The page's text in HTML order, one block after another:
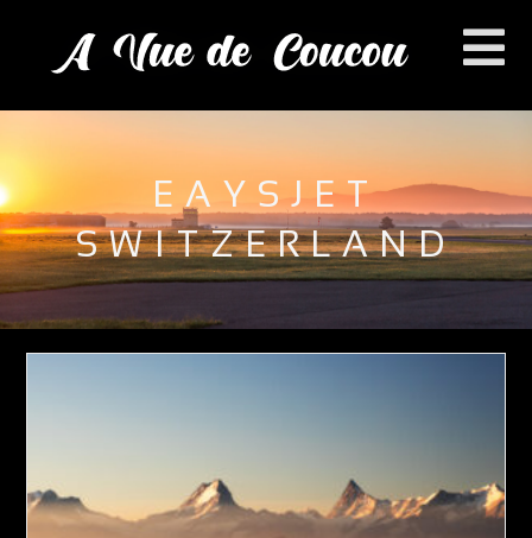
EAYSJET
SWITZERLAND